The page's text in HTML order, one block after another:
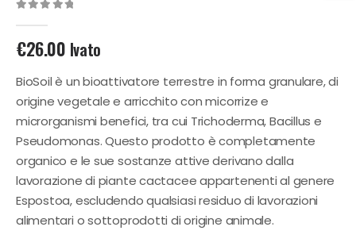
€26.00 Ivato
BioSoil è un bioattivatore terrestre in forma granulare, di
origine vegetale e arricchito con micorrize e
microrganismi benefici, tra cui Trichoderma, Bacillus e
Pseudomonas. Questo prodotto è completamente
organico e le sue sostanze attive derivano dalla
lavorazione di piante cactacee appartenenti al genere
Espostoa, escludendo qualsiasi residuo di lavorazioni
alimentari o sottoprodotti di origine animale.